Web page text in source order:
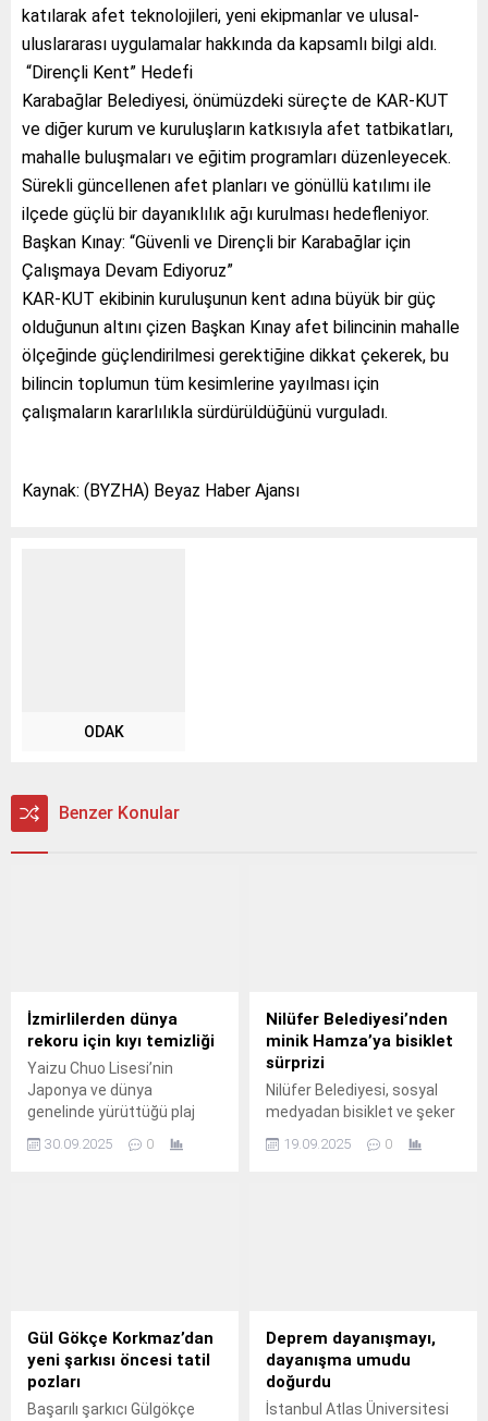
katılarak afet teknolojileri, yeni ekipmanlar ve ulusal-
uluslararası uygulamalar hakkında da kapsamlı bilgi aldı.
“Dirençli Kent” Hedefi
Karabağlar Belediyesi, önümüzdeki süreçte de KAR-KUT
ve diğer kurum ve kuruluşların katkısıyla afet tatbikatları,
mahalle buluşmaları ve eğitim programları düzenleyecek.
Sürekli güncellenen afet planları ve gönüllü katılımı ile
ilçede güçlü bir dayanıklılık ağı kurulması hedefleniyor.
Başkan Kınay: “Güvenli ve Dirençli bir Karabağlar için
Çalışmaya Devam Ediyoruz”
KAR-KUT ekibinin kuruluşunun kent adına büyük bir güç
olduğunun altını çizen Başkan Kınay afet bilincinin mahalle
ölçeğinde güçlendirilmesi gerektiğine dikkat çekerek, bu
bilincin toplumun tüm kesimlerine yayılması için
çalışmaların kararlılıkla sürdürüldüğünü vurguladı.
Kaynak: (BYZHA) Beyaz Haber Ajansı
ODAK
Benzer Konular
İzmirlilerden dünya
rekoru için kıyı temizliği
Yaizu Chuo Lisesi’nin
Japonya ve dünya
genelinde yürüttüğü plaj
genişletmek amacıyla
30.09.2025 0
Nilüfer Belediyesi’nden
minik Hamza’ya bisiklet
sürprizi
Nilüfer Belediyesi, sosyal
medyadan bisiklet ve şeker
Hamza’ya kayıtsız kalmadı.
19.09.2025 0
Gül Gökçe Korkmaz’dan
yeni şarkısı öncesi tatil
pozları
Başarılı şarkıcı Gülgökçe
Deprem dayanışmayı,
dayanışma umudu
doğurdu
İstanbul Atlas Üniversitesi